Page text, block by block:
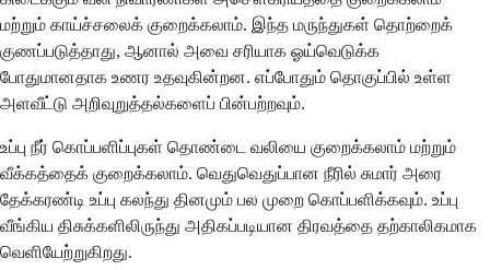
மற்றும் காய்ச்சலைக் குறைக்கலாம். இந்த மருந்துகள் தொற்றைக்
குணப்படுத்தாது, ஆனால் அவை சரியாக ஓய்வெடுக்க
போதுமானதாக உணர உதவுகின்றன. எப்போதும் தொகுப்பில் உள்ள
அளவீட்டு அறிவுறுத்தல்களைப் பின்பற்றவும்.
உப்பு நீர் கொப்பளிப்புகள் தொண்டை வலியை குறைக்கலாம் மற்றும்
வீக்கத்தைக் குறைக்கலாம். வெதுவெதுப்பான நீரில் சுமார் அரை
தேக்கரண்டி உப்பு கலந்து தினமும் பல முறை கொப்பளிக்கவும். உப்பு
வீங்கிய திசுக்களிலிருந்து அதிகப்படியான திரவத்தை தற்காலிகமாக
வெளியேற்றுகிறது.